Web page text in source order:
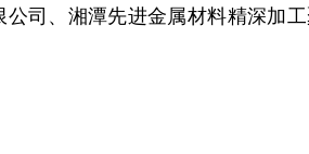
司、湘潭先进金属材料精深加